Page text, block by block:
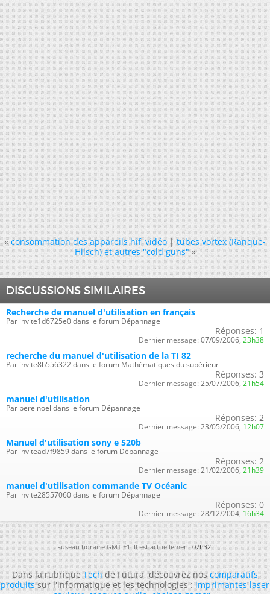
« consommation des appareils hifi vidéo|tubes vortex (Ranque-
Hilsch) et autres "cold guns" »
DISCUSSIONS SIMILAIRES
Recherche de manuel d'utilisation en français
Par invite1d6725e0 dans le forum Dépannage
Réponses: 1
Dernier message: 07/09/2006, 23h38
recherche du manuel d'utilisation de la TI 82
Par invite8b556322 dans le forum Mathématiques du supérieur
Réponses: 3
Dernier message: 25/07/2006, 21h54
manuel d'utilisation
Par pere noel dans le forum Dépannage
Réponses: 2
Dernier message: 23/05/2006, 12h07
Manuel d'utilisation sony e 520b
Par invitead7f9859 dans le forum Dépannage
Réponses: 2
Dernier message: 21/02/2006, 21h39
manuel d'utilisation commande TV Océanic
Par invite28557060 dans le forum Dépannage
Réponses: 0
Dernier message: 28/12/2004, 16h34
Fuseau horaire GMT +1. Il est actuellement07h32.
Dans la rubriqueTechde Futura, découvrez noscomparatifs
produitssur l'informatique et les technologies :imprimantes laser